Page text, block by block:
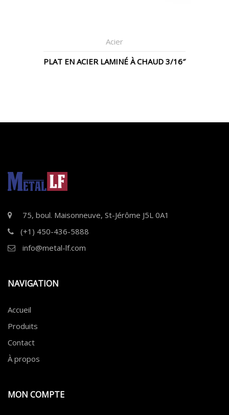
Acier
PLAT EN ACIER LAMINÉ À CHAUD 3/16″
75, boul. Maisonneuve, St-Jérôme J5L 0A1
(+1) 450-436-5888
info@metal-lf.com
NAVIGATION
Accueil
Produits
Contact
À propos
MON COMPTE